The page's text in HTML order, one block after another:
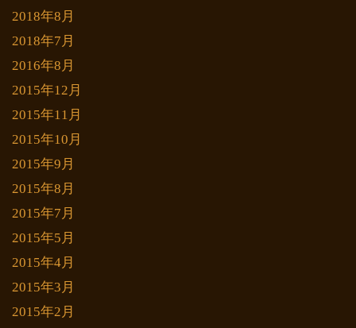
2018年8月
2018年7月
2016年8月
2015年12月
2015年11月
2015年10月
2015年9月
2015年8月
2015年7月
2015年5月
2015年4月
2015年3月
2015年2月